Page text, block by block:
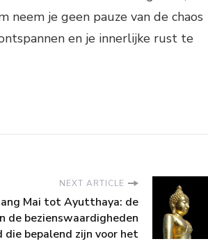
neem je geen pauze van de chaos
en je innerlijke rust te
NEXT ARTICLE
Mai tot Ayutthaya: de
de bezienswaardigheden
die bepalend zijn voor het